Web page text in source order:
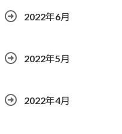
2022年6月
2022年5月
2022年4月